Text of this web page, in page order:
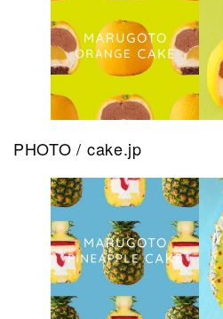
PHOTO / cake.jp